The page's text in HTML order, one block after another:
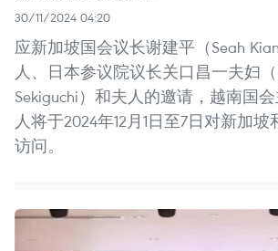
30/11/2024 04:20
应新加坡国会议长谢建平（Seah
人、日本参议院议长关口昌一夫妇
Sekiguchi）和夫人的邀请，越南国
人将于2024年12月1日至7日对新加
访问。